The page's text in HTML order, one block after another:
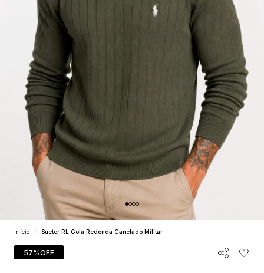
Início Sueter RL Gola Redonda Canelado Militar
57%OFF